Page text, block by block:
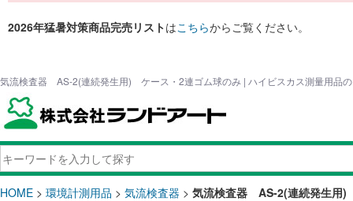
2026年猛暑対策商品完売リストはこちらからご覧ください。
気流検査器 AS-2(連続発生用) ケース・2連ゴム球のみ | ハイビスカス測量用品
HOME > 環境計測用品 > 気流検査器 > 気流検査器 AS-2(連続発生用)